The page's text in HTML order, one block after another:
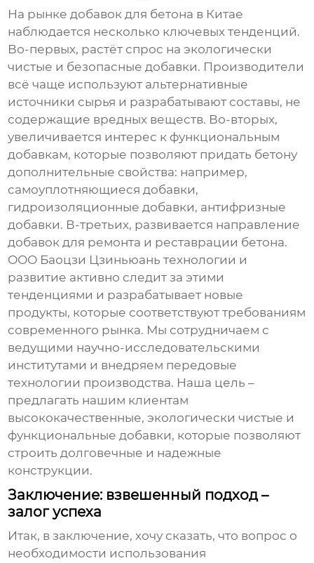
На рынке добавок для бетона в Китае
наблюдается несколько ключевых тенденций.
Во-первых, растёт спрос на экологически
чистые и безопасные добавки. Производители
всё чаще используют альтернативные
источники сырья и разрабатывают составы, не
содержащие вредных веществ. Во-вторых,
увеличивается интерес к функциональным
добавкам, которые позволяют придать бетону
дополнительные свойства: например,
самоуплотняющиеся добавки,
гидроизоляционные добавки, антифризные
добавки. В-третьих, развивается направление
добавок для ремонта и реставрации бетона.
ООО Баоцзи Цзиньюань технологии и
развитие активно следит за этими
тенденциями и разрабатывает новые
продукты, которые соответствуют требованиям
современного рынка. Мы сотрудничаем с
ведущими научно-исследовательскими
институтами и внедряем передовые
технологии производства. Наша цель –
предлагать нашим клиентам
высококачественные, экологически чистые и
функциональные добавки, которые позволяют
строить долговечные и надежные
конструкции.
Заключение: взвешенный подход –
залог успеха
Итак, в заключение, хочу сказать, что вопрос о
необходимости использования